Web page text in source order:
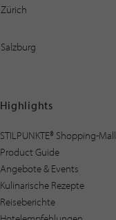
Zürich
Salzburg
Highlights
STILPUNKTE® Shopping-Mall
Product Guide
Angebote & Events
Kulinarische Rezepte
Reiseberichte